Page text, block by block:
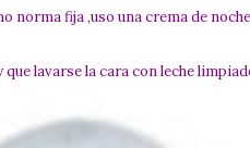
norma fija ,uso una crema de
que lavarse la cara con leche